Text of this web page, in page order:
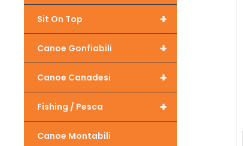
+
Sit On Top
+
Canoe Gonfiabili
+
Canoe Canadesi
+
Fishing / Pesca
Canoe Montabili